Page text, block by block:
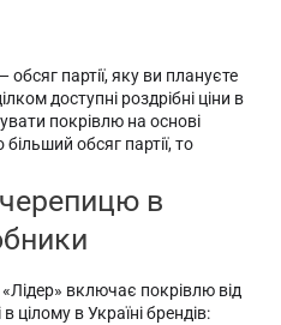
партії, яку ви плануєте
доступні роздрібні ціни в
покрівлю на основі
обсяг партії, то
в
включає покрівлю від
цілому в Україні брендів: